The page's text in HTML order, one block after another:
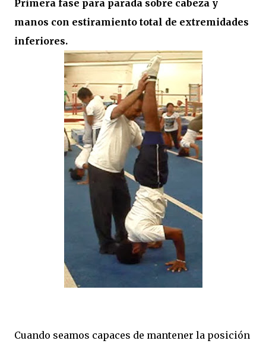
Primera fase para parada sobre cabeza y
manos con estiramiento total de extremidades
inferiores.
Cuando seamos capaces de mantener la posición